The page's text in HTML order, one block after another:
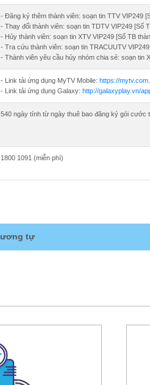
- Đăng ký thêm thành viên: soạn tin TTV VIP249
- Thay đổi thành viên: soạn tin TDTV VIP249 [Số
- Hủy thành viên: soạn tin XTV VIP249 [Số TB
- Tra cứu thành viên: soạn tin TRACUUTV VIP249
- Thành viên yêu cầu hủy nhóm chia sẻ: soạn tin
- Link tải ứng dụng MyTV Mobile: https://
- Link tải ứng dụng Galaxy: http://galaxyplay.vn/
540 ngày tính từ ngày thuê bao đăng ký gói cước
1800 1091 (miễn phí)
tự